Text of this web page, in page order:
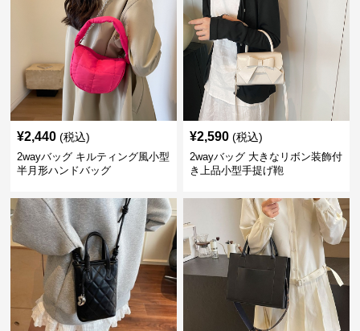
¥2,440 (税込)
2wayバッグ キルティング風小型
半月形ハンドバッグ
¥2,590 (税込)
2wayバッグ 大きなリボン装飾付
き上品小型手提げ鞄